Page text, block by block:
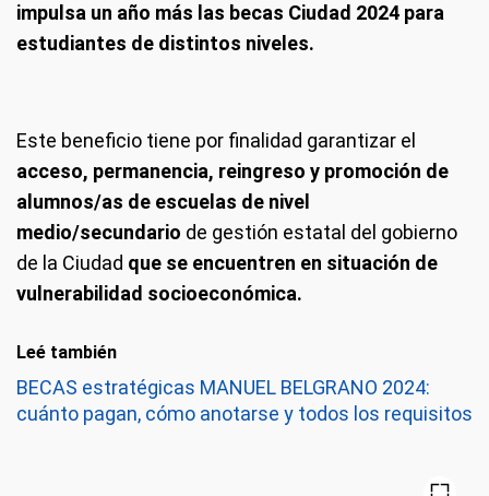
impulsa un año más las becas Ciudad 2024 para
estudiantes de distintos niveles.
Este beneficio tiene por finalidad garantizar el
acceso, permanencia, reingreso y promoción de
alumnos/as de escuelas de nivel
medio/secundario de gestión estatal del gobierno
de la Ciudad que se encuentren en situación de
vulnerabilidad socioeconómica.
Leé también
BECAS estratégicas MANUEL BELGRANO 2024:
cuánto pagan, cómo anotarse y todos los requisitos